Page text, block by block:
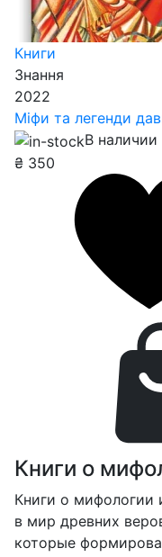
Книги
Знання
2022
Міфи та легенди
В наличии
₴ 350
Книги о
Книги о мифологии
в мир древних
которые